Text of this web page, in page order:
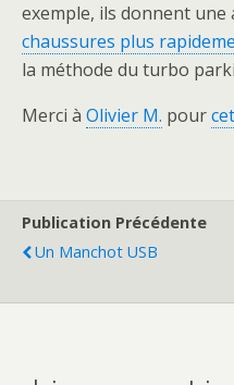
exemple, ils donnent une
chaussures plus
la méthode du turbo
Merci à Olivier M. pour
Publication Précédente
Un Manchot USB